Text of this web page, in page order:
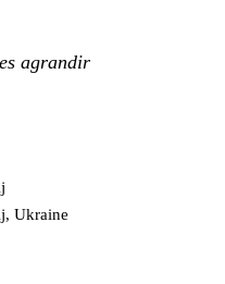
agrandir
Ukraine